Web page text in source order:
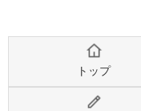
トップ